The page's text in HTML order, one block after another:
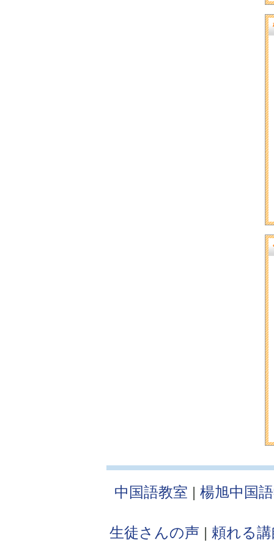
中国語教室 | 楊旭中国
生徒さんの声 | 頼れる